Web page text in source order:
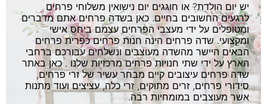
יש יום הולדת? או חוגגים יום נישואין משלוחי פרחים
לרגעים החשובים בחיים. כאן בשדה פרחים אתם מדברים
ומטופלים על ידי מעצבי הפרחים עצמם ביחס אישי
ומקצועי. שדה פרחים הינה חנות פרחים כפרית פרחים
הבאים היישר מהשדה מעוצבים ונשלחים עבורכם ברחבי
הארץ על ידי שתי חנויות פרחים מרכזיות שלנו . כאן באתר
שדה פרחים עיצובים קיים מבחר עשיר של זרי פרחים,
סידורי פרחים, זרים מתוקים, זרי כלה, עציצים ועוד מתנות
אשר מעוצבים במומחיות רבה.